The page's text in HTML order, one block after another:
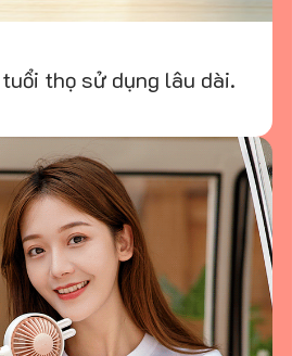
thọ sử dụng lâu dài.